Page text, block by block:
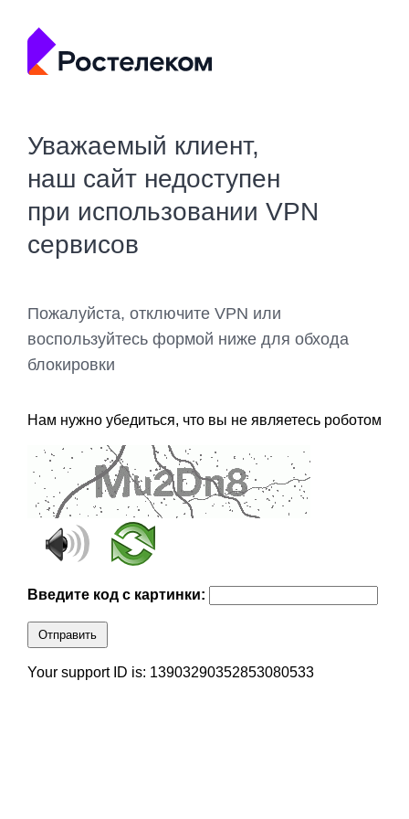
Уважаемый клиент,
наш сайт недоступен
при использовании VPN
сервисов
Пожалуйста, отключите VPN или
воспользуйтесь формой ниже для обхода
блокировки
Нам нужно убедиться, что вы не являетесь роботом
Введите код с картинки:
Отправить
Your support ID is: 13903290352853080533